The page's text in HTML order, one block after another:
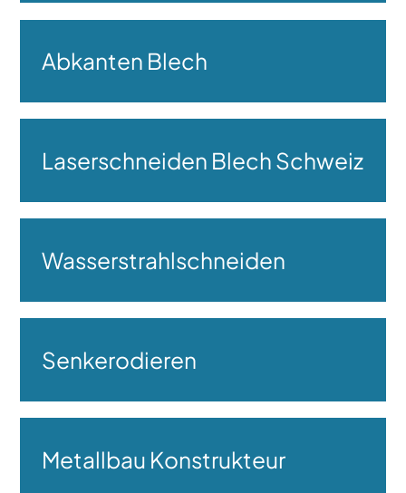
Abkanten Blech
Laserschneiden Blech Schweiz
Wasserstrahlschneiden
Senkerodieren
Metallbau Konstrukteur